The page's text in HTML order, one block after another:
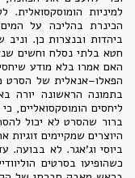
למיניות
הכינרת בהליכה על
ביהדות ובנצרות כן.
חטא בלתי נסלח וחשים
האם אמרו בלא מודע
הפאלו–אנאלית של הסרט
בתמונה הראשונה יורה
ליחסים הומוסקסואליים,
ברור שהסרט לא יכול
היוצרים שמקיימים
ביוסי וג'אגר. לא בבועה.
כשהופיעו בסרטים